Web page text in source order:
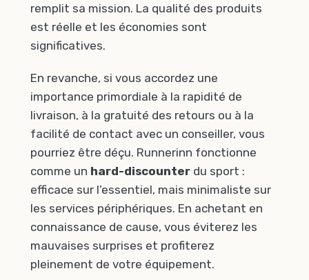
remplit sa mission. La qualité des produits
est réelle et les économies sont
significatives.
En revanche, si vous accordez une
importance primordiale à la rapidité de
livraison, à la gratuité des retours ou à la
facilité de contact avec un conseiller, vous
pourriez être déçu. Runnerinn fonctionne
comme un hard-discounter du sport :
efficace sur l’essentiel, mais minimaliste sur
les services périphériques. En achetant en
connaissance de cause, vous éviterez les
mauvaises surprises et profiterez
pleinement de votre équipement.